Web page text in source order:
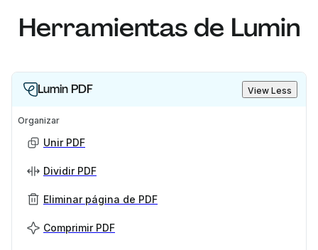
Herramientas de Lumin
Lumin PDF View Less
Organizar
Unir PDF
Dividir PDF
Eliminar página de PDF
Comprimir PDF